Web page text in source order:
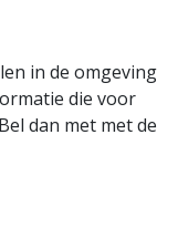
in de omgeving
die voor
dan met met de